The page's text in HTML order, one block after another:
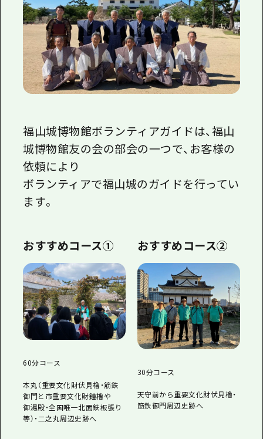
福山城博物館ボランティアガイドは、福山
城博物館友の会の部会の一つで、お客様の
依頼により
ボランティアで福山城のガイドを行ってい
ます。
おすすめコース①
60分コース
本丸（重要文化財伏見櫓・筋鉄
御門と市重要文化財鐘櫓や
御湯殿・全国唯一北面鉄板張り
等）・二之丸周辺史跡へ
おすすめコース②
30分コース
天守前から重要文化財伏見櫓・
筋鉄御門周辺史跡へ